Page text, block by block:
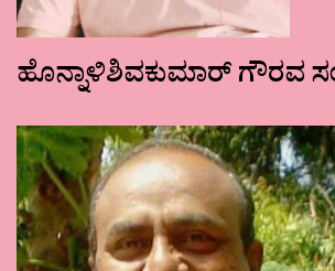
ಹೊನ್ನಾಳಿಶಿವಕುಮಾರ್ ಗೌರವ